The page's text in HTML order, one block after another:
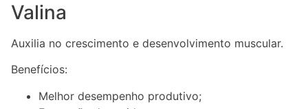
Valina
Auxilia no crescimento e desenvolvimento muscular.
Benefícios:
Melhor desempenho produtivo;